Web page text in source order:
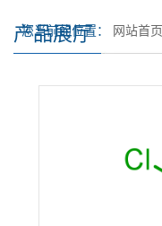
产品展厅
您当前的位置： 网站首页